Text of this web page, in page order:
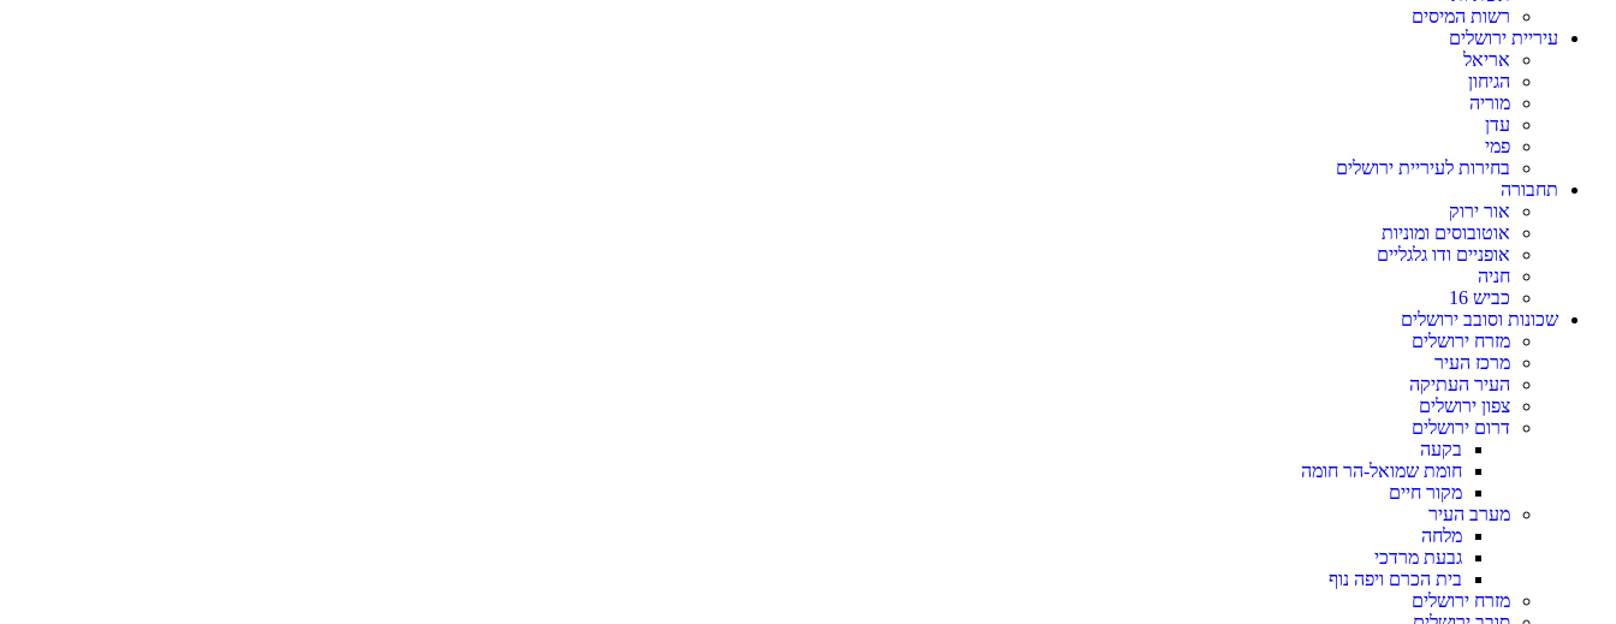
רשות המיסים
עיריית ירושלים
אריאל
הגיחון
מוריה
עדן
פמי
בחירות לעיריית ירושלים
תחבורה
אור ירוק
אוטובוסים ומוניות
אופניים ודו גלגליים
חניה
כביש 16
שכונות וסובב ירושלים
מזרח ירושלים
מרכז העיר
העיר העתיקה
צפון ירושלים
דרום ירושלים
בקעה
חומת שמואל-הר חומה
מקור חיים
מערב העיר
מלחה
גבעת מרדכי
בית הכרם ויפה נוף
מזרח ירושלים